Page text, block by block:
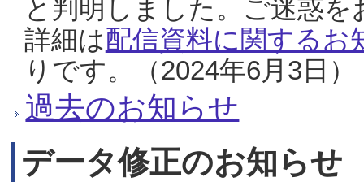
と判明しました。ご迷惑
詳細は配信資料に関するお
りです。（2024年6月3日）
過去のお知らせ
データ修正のお知らせ